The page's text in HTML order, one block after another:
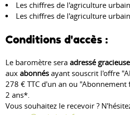
Les chiffres de l'agriculture
Les chiffres de l'agriculture
Conditions d'accès :
Le baromètre seraadressé
aux abonnésayant souscrit l'offre
278 € TTC d'un an ou "Abonnement
2 ans*.
Vous souhaitez le recevoir ?